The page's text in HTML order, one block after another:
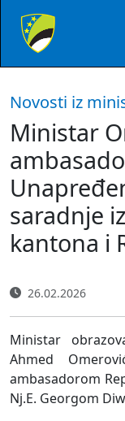
Novosti iz
Ministar
saradnje
kantona i
26.02.2026
Ministar
Ahmed
ambasadorom
Nj.E. Georgom